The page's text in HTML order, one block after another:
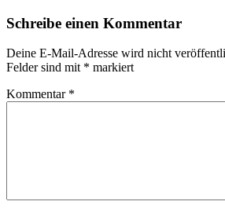
Schreibe einen Kommentar
Deine E-Mail-Adresse wird nicht
Felder sind mit * markiert
Kommentar *